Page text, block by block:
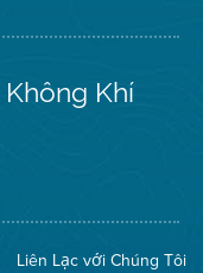
Khí
Liên Lạc với Chúng Tôi